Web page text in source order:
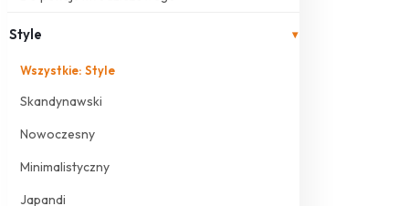
Style ▾
Wszystkie: Style
Skandynawski
Nowoczesny
Minimalistyczny
Japandi